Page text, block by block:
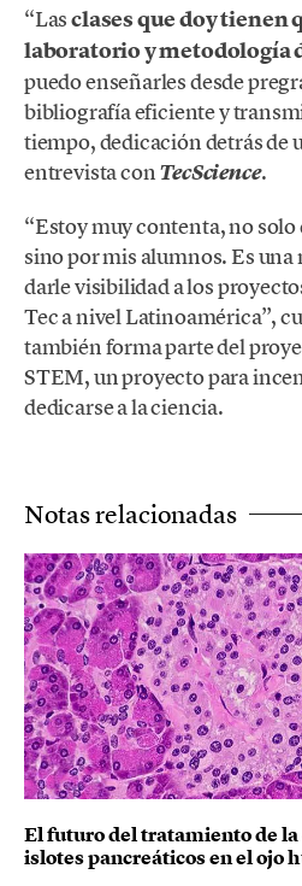
“Lasclases que doy tienen
laboratorio y metodología
puedo enseñarles desde
bibliografía eficiente y
tiempo, dedicación detrás de
entrevista conTecScience.
“Estoy muy contenta, no
sino por mis alumnos. Es una
darle visibilidad a los
Tec a nivel Latinoamérica”,
también forma parte del
STEM, un proyecto para
dedicarse a la ciencia.
Notas relacionadas
El futuro del tratamiento de la
islotes pancreáticos en el ojo